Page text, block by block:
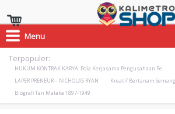
Menu
Terpopuler:
HUKUM KONTRAK KARYA: Pola Kerjasama Pengusahaan Pe
LAPER PRENEUR – NICHOLAS RYAN
Kreatif Bertanam
Biografi Tan Malaka 1897-1949